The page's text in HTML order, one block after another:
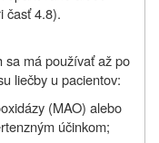
časť 4.8).
sa má používať až po
liečby u pacientov:
(MAO) alebo
účinkom;